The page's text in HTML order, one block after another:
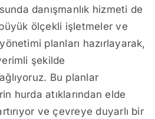
danışmanlık hizmeti de
ölçekli işletmeler ve
planları hazırlayarak,
şekilde
Bu planlar
hurda atıklarından elde
ve çevreye duyarlı bir